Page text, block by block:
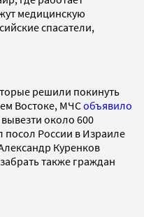
медицинскую
спасатели,
решили покинуть
Востоке, МЧСобъявило
около 600
России в Израиле
Куренков
также граждан